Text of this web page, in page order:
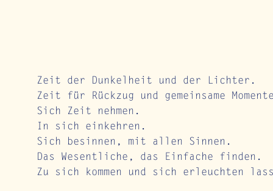
Zeit der Dunkelheit und der Lichter.
Zeit für Rückzug und gemeinsame
Sich Zeit nehmen.
In sich einkehren.
Sich besinnen, mit allen Sinnen.
Das Wesentliche, das Einfache finden.
Zu sich kommen und sich erleuchten